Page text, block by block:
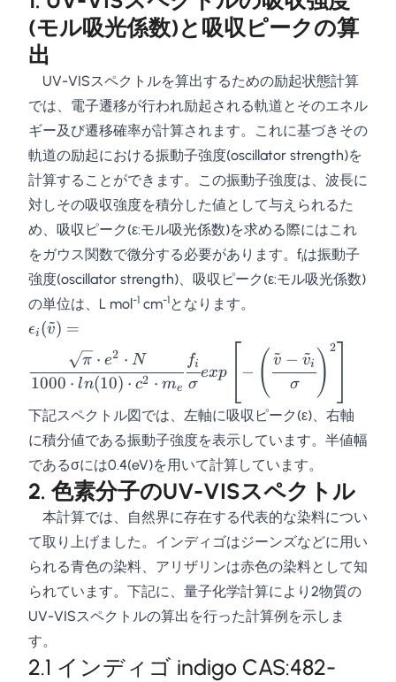
(モル吸光係数)と吸収ピークの算
出
UV-VISスペクトルを算出するための励起状態計算
では、電子遷移が行われ励起される軌道とそのエネル
ギー及び遷移確率が計算されます。これに基づきその
軌道の励起における振動子強度(oscillator strength)を
計算することができます。この振動子強度は、波長に
対しその吸収強度を積分した値として与えられるた
め、吸収ピーク(ε:モル吸光係数)を求める際にはこれ
をガウス関数で微分する必要があります。fiは振動子
強度(oscillator strength)、吸収ピーク(ε:モル吸光係数)
の単位は、L mol-1 cm-1となります。
\epsilon_i(\tilde{v})
= \cfrac{\sqrt{\pi}
\cdot e^2 \cdot N}
{1000\cdot
ln(10)\cdot
c^2\cdot
m_e}\cfrac{f_i}
{\sigma}exp\left[ -
\left(
\cfrac{\tilde{v} -
\tilde{v}_i}
{\sigma} \right)^2
\right]
ϵi (v
~) =
1000 ⋅ ln(10) ⋅ c2 ⋅ me
π ⋅ e2 ⋅ N
σ
fi
exp − ( σ
v
~ − v
~
i ) 2
下記スペクトル図では、左軸に吸収ピーク(ε)、右軸
に積分値である振動子強度を表示しています。半値幅
であるσには0.4(eV)を用いて計算しています。
2. 色素分子のUV-VISスペクトル
本計算では、自然界に存在する代表的な染料につい
て取り上げました。インディゴはジーンズなどに用い
られる青色の染料、アリザリンは赤色の染料として知
られています。下記に、量子化学計算により2物質の
UV-VISスペクトルの算出を行った計算例を示しま
す。
2.1 インディゴ indigo CAS:482-